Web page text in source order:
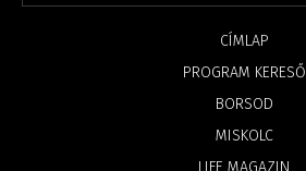
CÍMLAP
PROGRAM KERESŐ
BORSOD
MISKOLC